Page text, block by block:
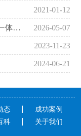
2021-01-12
温度、湿度、风速、风向、气压检测一体机实现五参数独立输出 2026-05-07
2023-11-23
2024-06-21
态
成功案例
科
关于我们